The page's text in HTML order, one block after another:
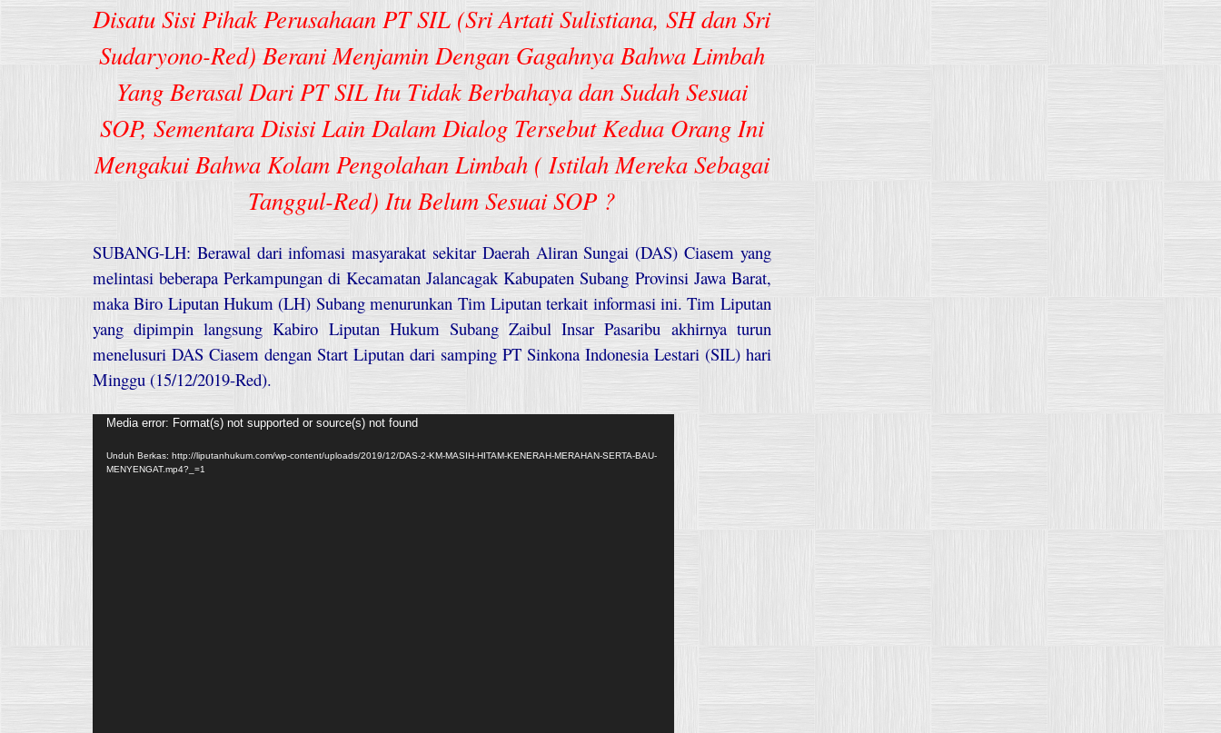
Disatu Sisi Pihak Perusahaan PT SIL (Sri Artati Sulistiana, SH dan Sri
Sudaryono-Red) Berani Menjamin Dengan Gagahnya Bahwa Limbah
Yang Berasal Dari PT SIL Itu Tidak Berbahaya dan Sudah Sesuai
SOP, Sementara Disisi Lain Dalam Dialog Tersebut Kedua Orang Ini
Mengakui Bahwa Kolam Pengolahan Limbah ( Istilah Mereka Sebagai
Tanggul-Red) Itu Belum Sesuai SOP ?
SUBANG-LH: Berawal dari infomasi masyarakat sekitar Daerah Aliran Sungai (DAS) Ciasem yang
melintasi beberapa Perkampungan di Kecamatan Jalancagak Kabupaten Subang Provinsi Jawa Barat,
maka Biro Liputan Hukum (LH) Subang menurunkan Tim Liputan terkait informasi ini. Tim Liputan
yang dipimpin langsung Kabiro Liputan Hukum Subang Zaibul Insar Pasaribu akhirnya turun
menelusuri DAS Ciasem dengan Start Liputan dari samping PT Sinkona Indonesia Lestari (SIL) hari
Minggu (15/12/2019-Red).
Pemutar
Media error: Format(s) not supported or source(s) not found
Unduh Berkas: http://liputanhukum.com/wp-content/uploads/2019/12/DAS-2-KM-MASIH-HITAM-KENERAH-MERAHAN-SERTA-BAU-
MENYENGAT.mp4?_=1